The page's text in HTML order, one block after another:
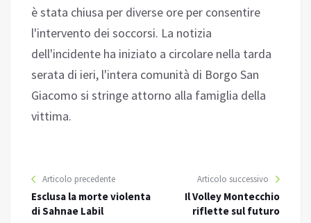
è stata chiusa per diverse ore per consentire
l'intervento dei soccorsi. La notizia
dell'incidente ha iniziato a circolare nella tarda
serata di ieri, l'intera comunità di Borgo San
Giacomo si stringe attorno alla famiglia della
vittima.
Articolo precedente
Esclusa la morte violenta
di Sahnae Labil
Articolo successivo
Il Volley Montecchio
riflette sul futuro